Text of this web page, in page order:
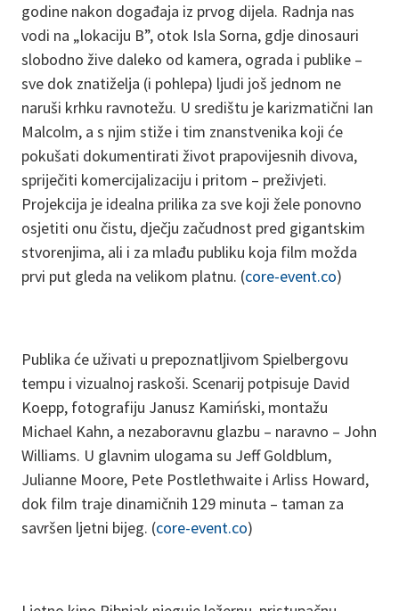
godine nakon događaja iz prvog dijela. Radnja nas
vodi na „lokaciju B”, otok Isla Sorna, gdje dinosauri
slobodno žive daleko od kamera, ograda i publike –
sve dok znatiželja (i pohlepa) ljudi još jednom ne
naruši krhku ravnotežu. U središtu je karizmatični Ian
Malcolm, a s njim stiže i tim znanstvenika koji će
pokušati dokumentirati život prapovijesnih divova,
spriječiti komercijalizaciju i pritom – preživjeti.
Projekcija je idealna prilika za sve koji žele ponovno
osjetiti onu čistu, dječju začudnost pred gigantskim
stvorenjima, ali i za mlađu publiku koja film možda
prvi put gleda na velikom platnu. (core-event.co)
Publika će uživati u prepoznatljivom Spielbergovu
tempu i vizualnoj raskoši. Scenarij potpisuje David
Koepp, fotografiju Janusz Kamiński, montažu
Michael Kahn, a nezaboravnu glazbu – naravno – John
Williams. U glavnim ulogama su Jeff Goldblum,
Julianne Moore, Pete Postlethwaite i Arliss Howard,
dok film traje dinamičnih 129 minuta – taman za
savršen ljetni bijeg. (core-event.co)